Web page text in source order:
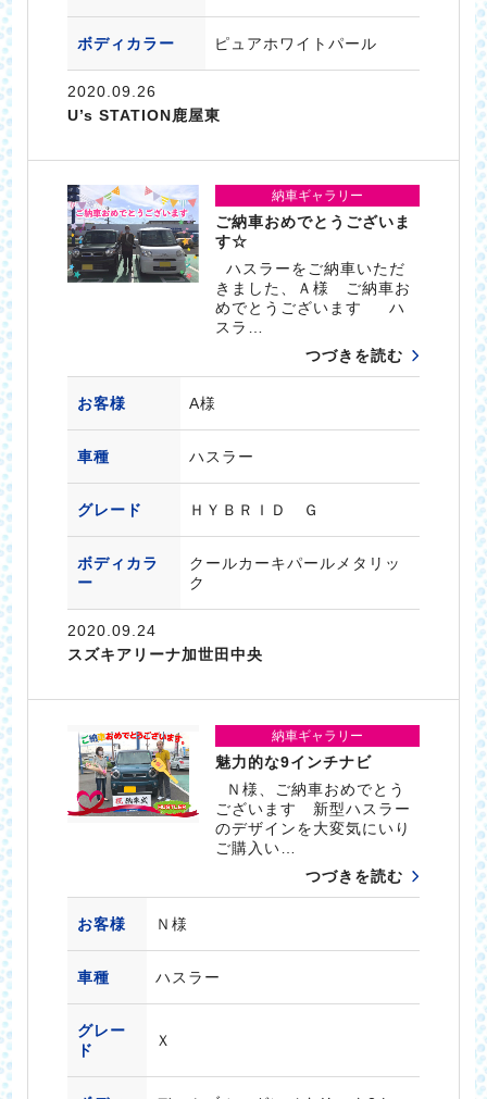
ボディカラー ピュアホワイトパール
2020.09.26
U’s STATION鹿屋東
納車ギャラリー
ご納車おめでとうございま
す☆
ハスラーをご納車いただ
きました、Ａ様 ご納車お
めでとうございます ハ
スラ…
つづきを読む
お客様 A様
車種 ハスラー
グレード ＨＹＢＲＩＤ Ｇ
ボディカラ
ー
クールカーキパールメタリッ
ク
2020.09.24
スズキアリーナ加世田中央
納車ギャラリー
魅力的な9インチナビ
Ｎ様、ご納車おめでとう
ございます 新型ハスラー
のデザインを大変気にいり
ご購入い…
つづきを読む
お客様 Ｎ様
車種 ハスラー
グレー
ド
Ｘ